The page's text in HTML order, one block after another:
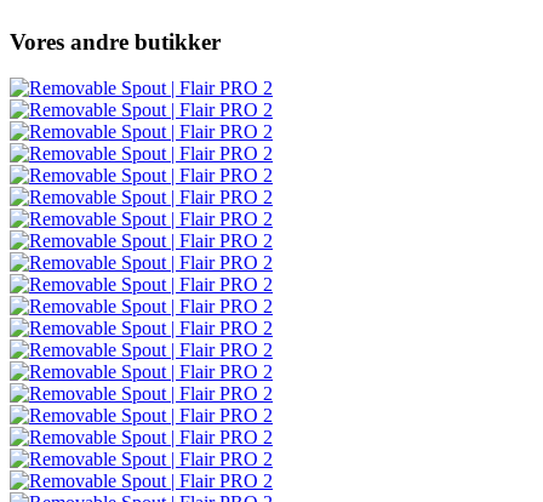
Vores andre butikker